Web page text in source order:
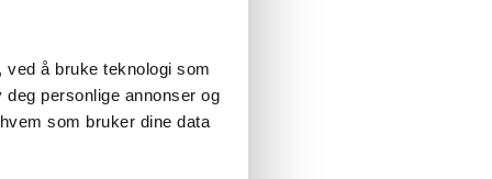
ved å bruke teknologi som
personlige annonser og
som bruker dine data